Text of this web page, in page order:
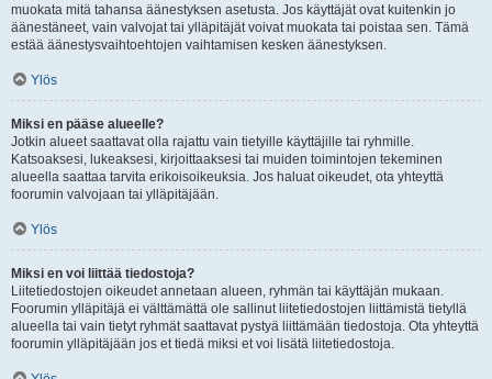
muokata mitä tahansa äänestyksen asetusta. Jos käyttäjät ovat kuitenkin jo
äänestäneet, vain valvojat tai ylläpitäjät voivat muokata tai poistaa sen. Tämä
estää äänestysvaihtoehtojen vaihtamisen kesken äänestyksen.
Ylös
Miksi en pääse alueelle?
Jotkin alueet saattavat olla rajattu vain tietyille käyttäjille tai ryhmille.
Katsoaksesi, lukeaksesi, kirjoittaaksesi tai muiden toimintojen tekeminen
alueella saattaa tarvita erikoisoikeuksia. Jos haluat oikeudet, ota yhteyttä
foorumin valvojaan tai ylläpitäjään.
Ylös
Miksi en voi liittää tiedostoja?
Liitetiedostojen oikeudet annetaan alueen, ryhmän tai käyttäjän mukaan.
Foorumin ylläpitäjä ei välttämättä ole sallinut liitetiedostojen liittämistä tietyllä
alueella tai vain tietyt ryhmät saattavat pystyä liittämään tiedostoja. Ota yhteyttä
foorumin ylläpitäjään jos et tiedä miksi et voi lisätä liitetiedostoja.